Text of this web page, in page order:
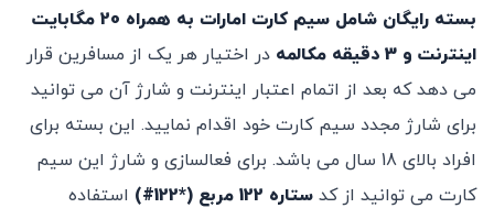
بسته رایگان شامل سیم کارت امارات به همراه 20 مگابایت
اینترنت و 3 دقیقه مکالمه
در اختیار هر یک از مسافرین قرار
می دهد که بعد از اتمام اعتبار اینترنت و شارژ آن می توانید
برای شارژ مجدد سیم کارت خود اقدام نمایید. این بسته برای
افراد بالای 18 سال می باشد. برای فعالسازی و شارژ این سیم
کارت می توانید از کد ستاره 122 مربع (*122#)
استفاده